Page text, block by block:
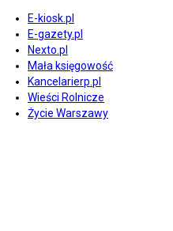
E-kiosk.pl
E-gazety.pl
Nexto.pl
Mała księgowość
Kancelarierp.pl
Wieści Rolnicze
Życie Warszawy